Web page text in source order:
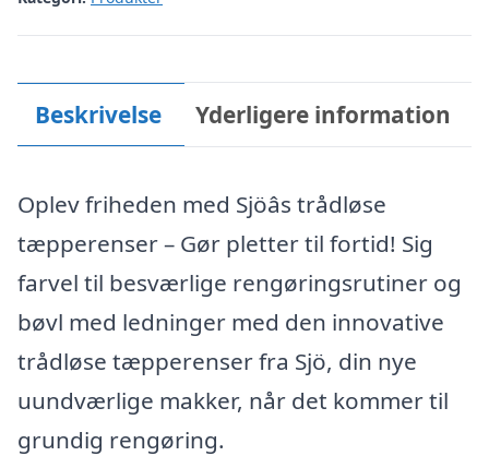
Beskrivelse Yderligere information
Oplev friheden med Sjöâs trådløse
tæpperenser – Gør pletter til fortid! Sig
farvel til besværlige rengøringsrutiner og
bøvl med ledninger med den innovative
trådløse tæpperenser fra Sjö, din nye
uundværlige makker, når det kommer til
grundig rengøring.